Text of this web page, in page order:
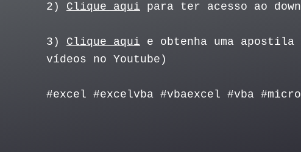
2) Clique aqui para ter acesso ao
3) Clique aqui e obtenha uma apostila
vídeos no Youtube)
#excel #excelvba #vbaexcel #vba